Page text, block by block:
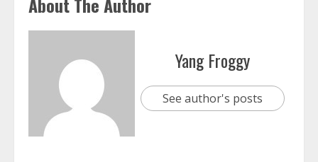
Yang Froggy
See author's posts